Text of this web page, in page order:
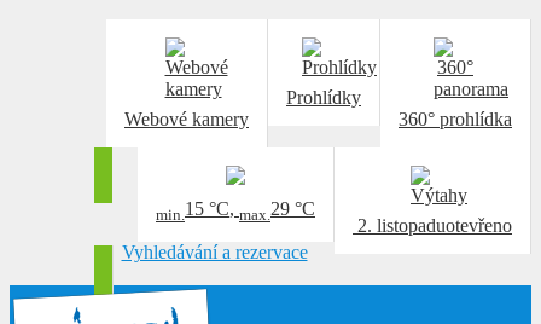
360° prohlídka
Prohlídky
Webové kamery
2. listopaduotevřeno
min.15 °C, max.29 °C
Vyhledávání a rezervace